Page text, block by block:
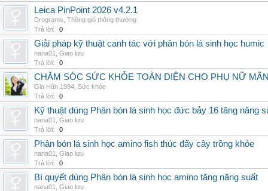
Leica PinPoint 2026 v4.2.1
Drograms Thông gió thông thường
Trả lời:
0
Giải pháp kỹ thuật canh tác với phân bón lá sinh học humic
nana01
Giao lưu
Trả lời:
0
CHĂM SÓC SỨC KHỎE TOÀN DIỆN CHO PHỤ NỮ
Gia Hân 1994 Sức khỏe
Trả lời:
0
Kỹ thuật dùng Phân bón lá sinh học đức bảy 16 tăng năng
nana01
Giao lưu
Trả lời:
0
Phân bón lá sinh học amino fish thúc đẩy cây trồng khỏe
nana01
Giao lưu
Trả lời:
0
Bí quyết dùng Phân bón lá sinh học amino tăng năng suất
nana01
Giao lưu